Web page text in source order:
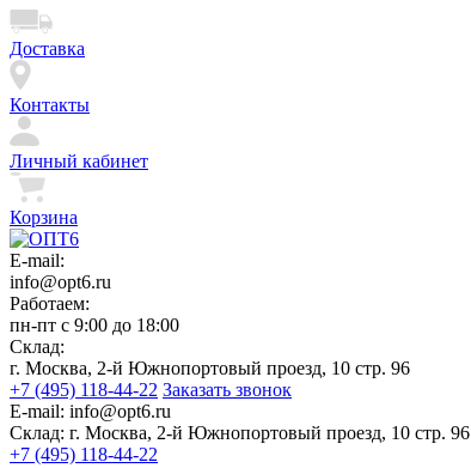
Доставка
Контакты
Личный кабинет
Корзина
E-mail:
info@opt6.ru
Работаем:
пн-пт с 9:00 до 18:00
Склад:
г. Москва, 2-й Южнопортовый проезд, 10 стр. 96
+7 (495) 118-44-22 Заказать звонок
E-mail: info@opt6.ru
Склад: г. Москва, 2-й Южнопортовый проезд, 10 стр. 96
+7 (495) 118-44-22